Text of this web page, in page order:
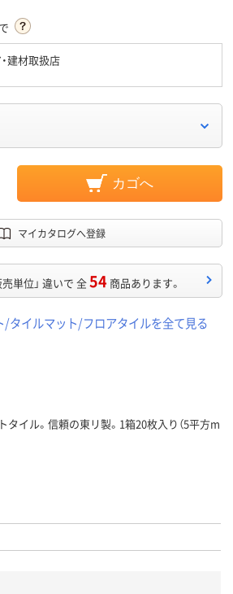
建材取扱店
カゴへ
マイカタログへ登録
売単位」 違いで 全54 商品あります。
/タイルマット/フロアタイルを全て見る
イル。信頼の東リ製。1箱20枚入り（5平方m